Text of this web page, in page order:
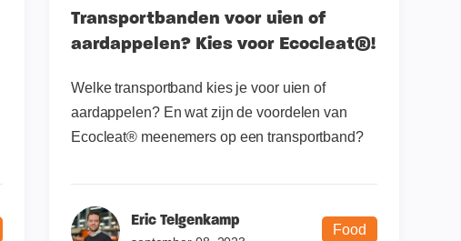
Transportbanden voor uien of
aardappelen? Kies voor Ecocleat®!
Welke transportband kies je voor uien of
aardappelen? En wat zijn de voordelen van
Ecocleat® meenemers op een transportband?
Eric Telgenkamp
Food